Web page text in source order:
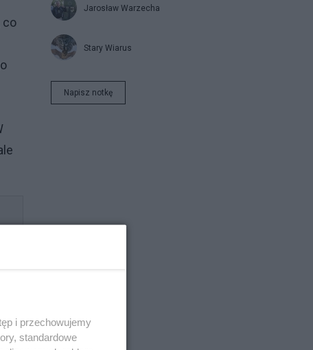
co
Jarosław Warzecha
Stary Wiarus
Napisz notkę
i przechowujemy
standardowe